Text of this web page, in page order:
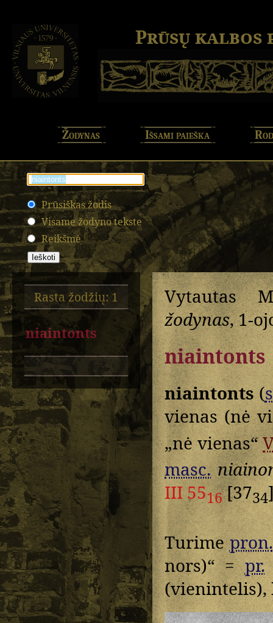
Prūsų kalbos
Žodynas Išsami paieška
Prūsiškas žodis
Visame žodyno tekste
Reikšmė
Rasta žodžių: 1
niaintonts
Vytautas
žodynas, 1-
niaintonts
niaintonts(
vienas (nė
„nė vienas“
masc.
III 5516[3734
Turimepron.
nors)“ =pr.
(vienintelis),